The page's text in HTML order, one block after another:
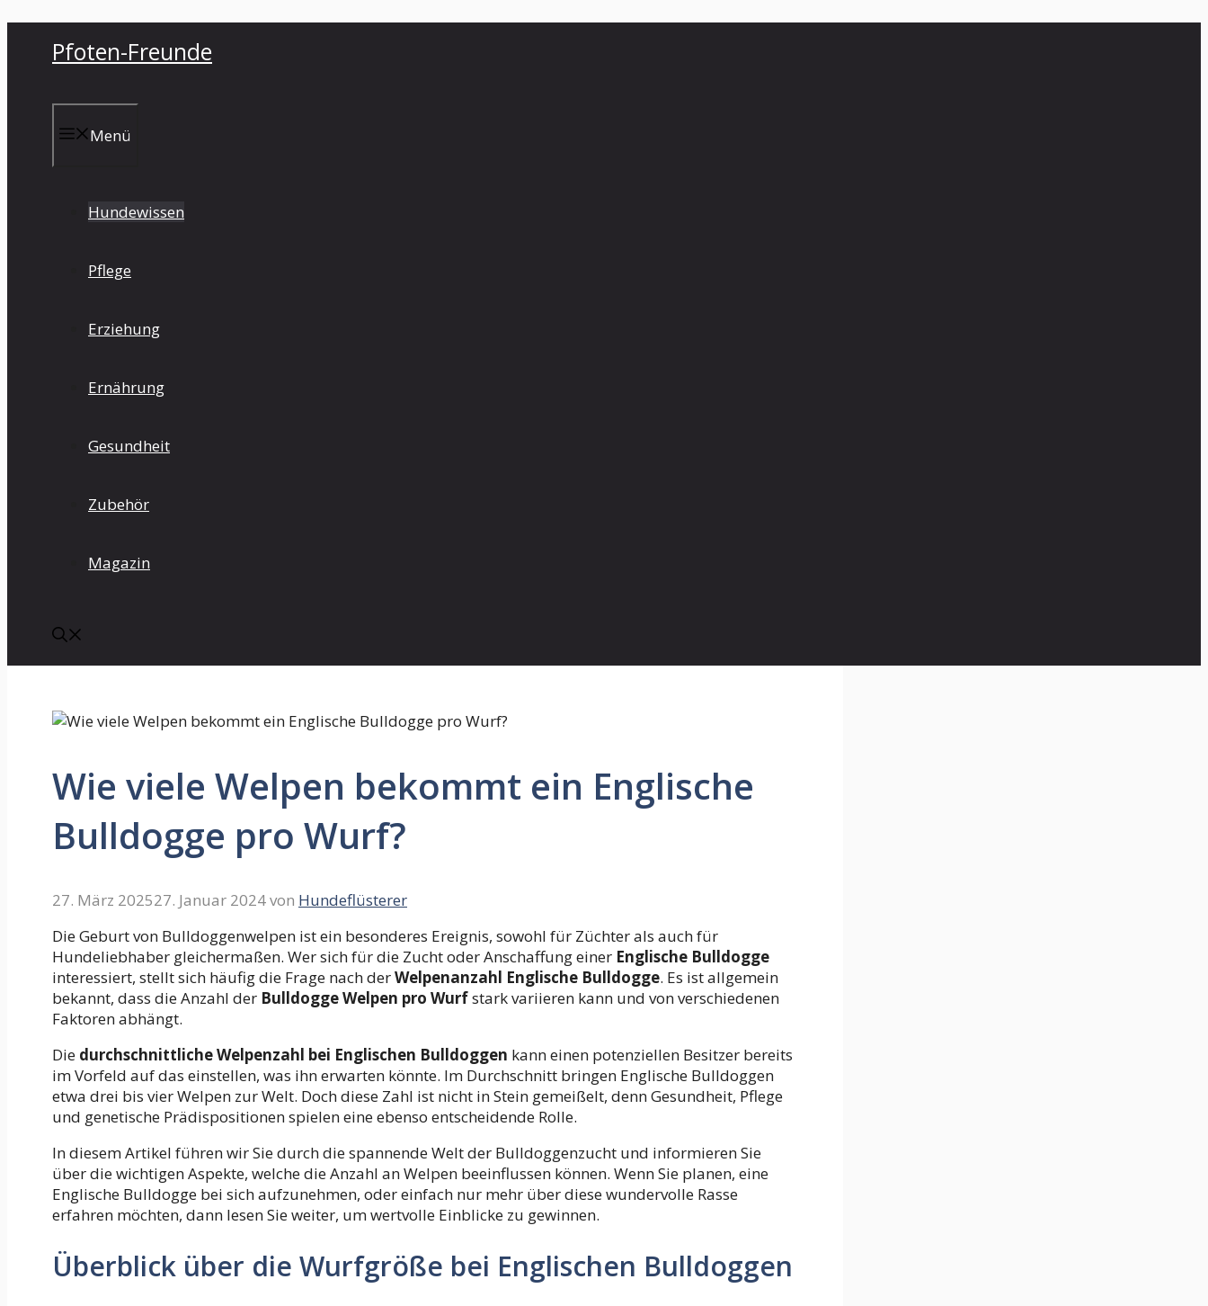
Pfoten-Freunde
Menü
Hundewissen
Pflege
Erziehung
Ernährung
Gesundheit
Zubehör
Magazin
Wie viele Welpen bekommt ein Englische
Bulldogge pro Wurf?
27. März 202527. Januar 2024von Hundeflüsterer
Die Geburt von Bulldoggenwelpen ist ein besonderes Ereignis, sowohl für Züchter als auch für
Hundeliebhaber gleichermaßen. Wer sich für die Zucht oder Anschaffung einer Englische Bulldogge
interessiert, stellt sich häufig die Frage nach derWelpenanzahl Englische Bulldogge. Es ist allgemein
bekannt, dass die Anzahl der Bulldogge Welpen pro Wurfstark variieren kann und von verschiedenen
Faktoren abhängt.
Die durchschnittliche Welpenzahl bei Englischen Bulldoggen kann einen potenziellen Besitzer bereits
im Vorfeld auf das einstellen, was ihn erwarten könnte. Im Durchschnitt bringen Englische Bulldoggen
etwa drei bis vier Welpen zur Welt. Doch diese Zahl ist nicht in Stein gemeißelt, denn Gesundheit, Pflege
und genetische Prädispositionen spielen eine ebenso entscheidende Rolle.
In diesem Artikel führen wir Sie durch die spannende Welt der Bulldoggenzucht und informieren Sie
über die wichtigen Aspekte, welche die Anzahl an Welpen beeinflussen können. Wenn Sie planen, eine
Englische Bulldogge bei sich aufzunehmen, oder einfach nur mehr über diese wundervolle Rasse
erfahren möchten, dann lesen Sie weiter, um wertvolle Einblicke zu gewinnen.
Überblick über die Wurfgröße bei Englischen Bulldoggen